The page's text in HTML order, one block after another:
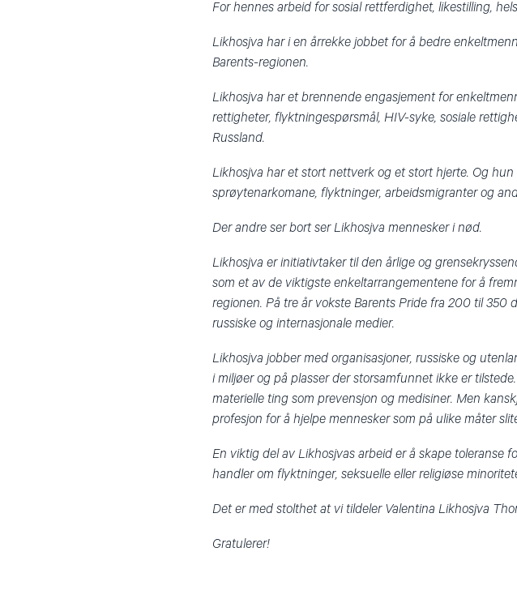
For hennes arbeid for sosial rettferdighet, likestilling,
Likhosjva har i en årrekke jobbet for å bedre
Barents-regionen.
Likhosjva har et brennende engasjement for
rettigheter, flyktningespørsmål, HIV-syke, sosiale
Russland.
Likhosjva har et stort nettverk og et stort hjerte. Og
sprøytenarkomane, flyktninger, arbeidsmigranter og
Der andre ser bort ser Likhosjva mennesker i nød.
Likhosjva er initiativtaker til den årlige og
som et av de viktigste enkeltarrangementene for å
regionen. På tre år vokste Barents Pride fra 200 til 350
russiske og internasjonale medier.
Likhosjva jobber med organisasjoner, russiske og
i miljøer og på plasser der storsamfunnet ikke er
materielle ting som prevensjon og medisiner. Men
profesjon for å hjelpe mennesker som på ulike måter
En viktig del av Likhosjvas arbeid er å skape toleranse
handler om flyktninger, seksuelle eller religiøse
Det er med stolthet at vi tildeler Valentina Likhosjva
Gratulerer!